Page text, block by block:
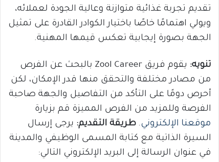
تقديم تجربة غذائية متوازنة وعالية الجودة لعملائه،
ويولي اهتمامًا خاصًا باختيار الكوادر القادرة على تمثيل
الجهة بصورة إيجابية تعكس قيمها المهنية.
تنويه:
يقوم فريق Zool Career بالبحث عن الفرص
من مصادر مختلفة والتحقق منها قدر الإمكان، لكن
أحرص دومًا على التأكد من التفاصيل والجهة صاحبة
الفرصة وللمزيد من الفرص المميزة قم بزيارة
موقعنا الإلكتروني. طريقة التقديم: يرجى إرسال
السيرة الذاتية مع كتابة المسمى الوظيفي والمدينة
في عنوان الرسالة إلى البريد الإلكتروني التالي: